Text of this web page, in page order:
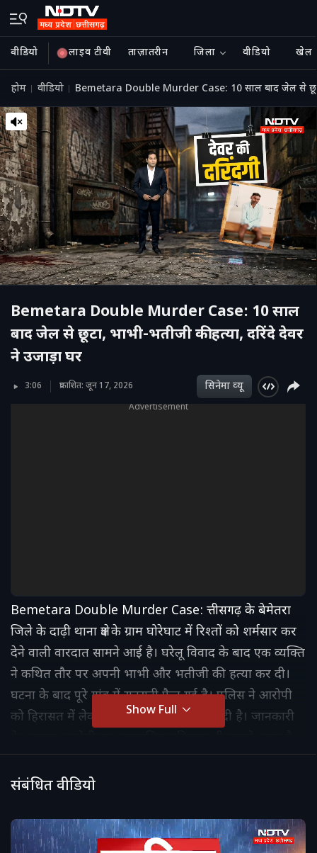
वीडियो लाइव टीवी ताज़ातरीन जिला वीडियो खेल
होम वीडियो Bemetara Double Murder Case: 10 साल बाद जेल से
Bemetara Double Murder Case: 10 साल
बाद जेल से छूटा, भाभी-भतीजी की हत्या, दरिंदे देवर
ने उजाड़ा घर
3:06 प्रकाशित: जून 17, 2026 सिनेमा व्‍यू
Advertisement
Bemetara Double Murder Case: त्तीसगढ़ के बेमेतरा
जिले के दाढ़ी थाना क्षेत्र के ग्राम घोरेघाट में रिश्तों को शर्मसार कर
देने वाली वारदात सामने आई है। घरेलू विवाद के बाद एक व्यक्ति
ने कथित तौर पर अपनी भाभी और भतीजी की हत्या कर दी।
घटना के बाद पूरे गांव में सनसनी फैल गई है। पुलिस ने आरोपी
को हिरासत में लेकर मामले की जांच शुरू कर दी है। जानकारी
और उस पर पहले भी गंभीर आरोप लग चुके हैं।
Show Full
संबंधित वीडियो